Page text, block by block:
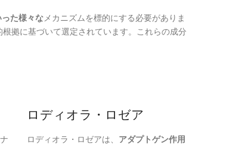
た様々な メカニズムを標的にする必要がありま
拠に基づいて選定されています。これらの成分
ロディオラ・ロゼア
ロディオラ・ロゼアは、 アダプトゲン作用